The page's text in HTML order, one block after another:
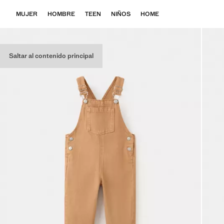
Saltar al contenido principal
MUJER HOMBRE TEEN NIÑOS HOME